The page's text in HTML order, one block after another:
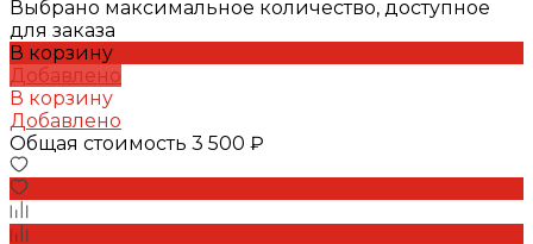
Выбрано максимальное количество, доступное
для заказа
В корзину
Добавлено
В корзину
Добавлено
Общая стоимость 3 500 ₽